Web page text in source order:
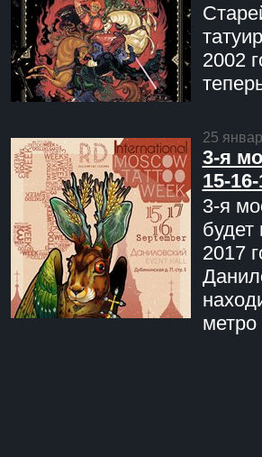
2002
25
3-я
15-
3-я
будет
2017
метро